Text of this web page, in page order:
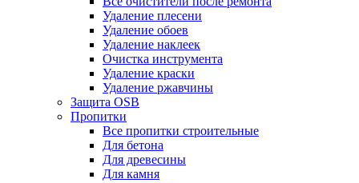
Удаление плесени
Удаление обоев
Удаление наклеек
Очистка инструмента
Удаление краски
Удаление ржавчины
Защита OSB
Пропитки
Все пропитки строительные
Для бетона
Для древесины
Для камня